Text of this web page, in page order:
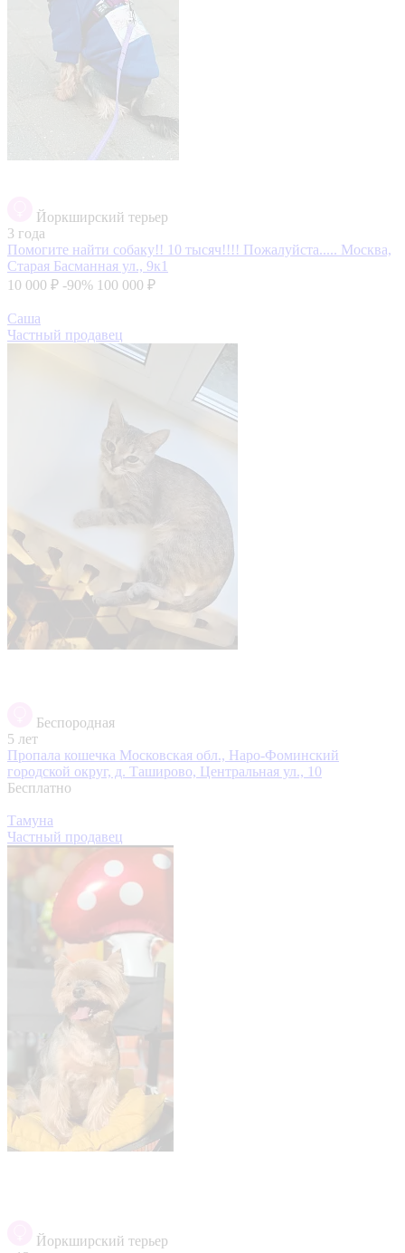
Йоркширский терьер
3 года
Помогите найти собаку!! 10 тысяч!!!! Пожалуйста..... Москва,
Старая Басманная ул., 9к1
10 000 ₽ -90% 100 000 ₽
Саша
Частный продавец
Беспородная
5 лет
Пропала кошечка Московская обл., Наро-Фоминский
городской округ, д. Таширово, Центральная ул., 10
Бесплатно
Тамуна
Частный продавец
Йоркширский терьер